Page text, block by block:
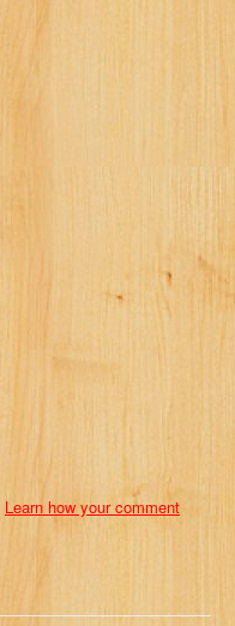
Learn how your comment